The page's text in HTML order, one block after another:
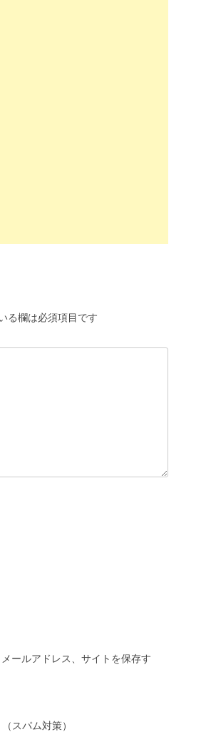
る欄は必須項目です
ールアドレス、サイトを保存す
スパム対策）